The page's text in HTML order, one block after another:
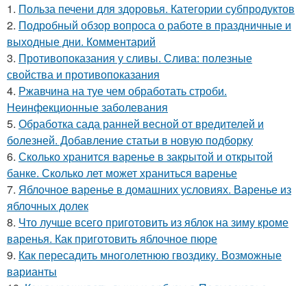
1. Польза печени для здоровья. Категории субпродуктов
2. Подробный обзор вопроса о работе в праздничные и
выходные дни. Комментарий
3. Противопоказания у сливы. Слива: полезные
свойства и противопоказания
4. Ржавчина на туе чем обработать строби.
Неинфекционные заболевания
5. Обработка сада ранней весной от вредителей и
болезней. Добавление статьи в новую подборку
6. Сколько хранится варенье в закрытой и открытой
банке. Сколько лет может храниться варенье
7. Яблочное варенье в домашних условиях. Варенье из
яблочных долек
8. Что лучше всего приготовить из яблок на зиму кроме
варенья. Как приготовить яблочное пюре
9. Как пересадить многолетнюю гвоздику. Возможные
варианты